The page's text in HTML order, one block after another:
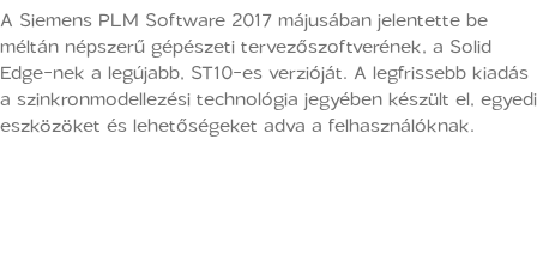
A Siemens PLM Software 2017 májusában jelentette be
méltán népszerű gépészeti tervezőszoftverének, a Solid
Edge-nek a legújabb, ST10-es verzióját. A legfrissebb kiadás
a szinkronmodellezési technológia jegyében készült el, egyedi
eszközöket és lehetőségeket adva a felhasználóknak.